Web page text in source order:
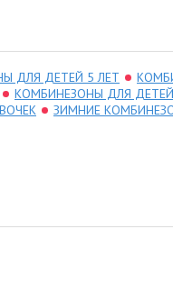
ДЛЯ ДЕТЕЙ 5 ЛЕТ
КОМБИНЕЗОНЫ ДЛЯ
ЗИМНИЕ